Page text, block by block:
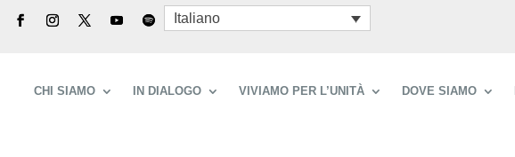
Italiano
CHI SIAMO IN DIALOGO VIVIAMO PER L’UNITÀ DOVE SIAMO